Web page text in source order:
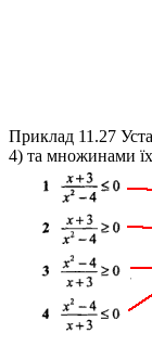
Приклад 11.27
4) та множинами